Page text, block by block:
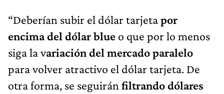
“Deberían subir el dólar tarjetapor
encima del dólar blue o que por lo menos
siga la variación del mercado paralelo
para volver atractivo el dólar tarjeta. De
otra forma, se seguirán filtrando dólares